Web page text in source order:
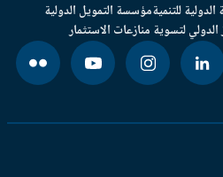
للتنميةمؤسسة التمويل الدولية
لتسوية منازعات الاستثمار